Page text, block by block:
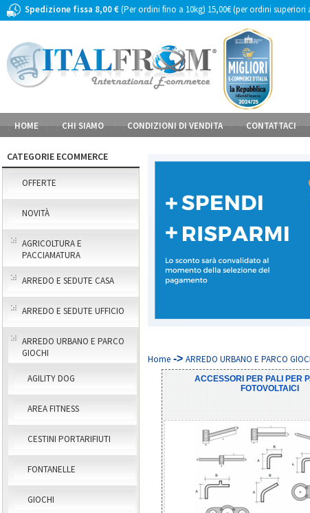
Spedizione fissa 8,00 €(Per ordini fino a 10kg) 15,00€ (per ordini superiori
HOME CHI SIAMO CONDIZIONI DI VENDITA CONTATTACI
CATEGORIE ECOMMERCE
OFFERTE
NOVITÀ
AGRICOLTURA E
PACCIAMATURA
ARREDO E SEDUTE CASA
ARREDO E SEDUTE UFFICIO
ARREDO URBANO E PARCO
GIOCHI
AGILITY DOG
AREA FITNESS
CESTINI PORTARIFIUTI
FONTANELLE
GIOCHI
Home -> ARREDO URBANO E PARCO
ACCESSORI PER PALI PER
FOTOVOLTAICI